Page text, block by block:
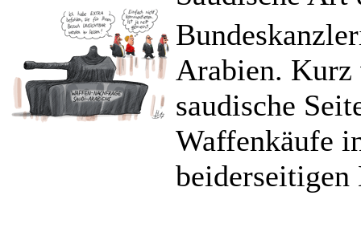
Arabien.
saudische
Waffenkäufe
beiderseitigen